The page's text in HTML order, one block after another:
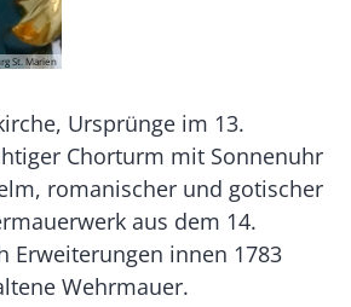
St. Marien
Ursprünge im 13.
Chorturm mit Sonnenuhr
romanischer und gotischer
aus dem 14.
Erweiterungen innen 1783
Wehrmauer.